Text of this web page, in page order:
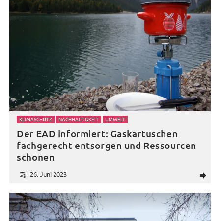
d
26. Juni 2023
KLIMASCHUTZ NACHHALTIGKEIT UMWELT
Der EAD informiert: Gaskartuschen
fachgerecht entsorgen und Ressourcen
schonen